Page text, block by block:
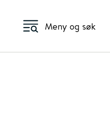
Meny og søk